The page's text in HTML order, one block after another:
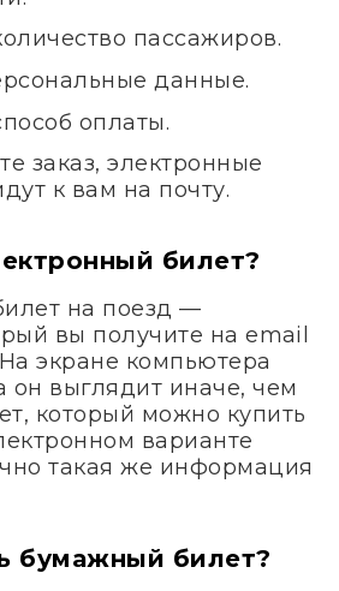
пассажиров.
данные.
оплаты.
заказ, электронные
к вам на почту.
билет?
на поезд —
вы получите на email
экране компьютера
он выглядит иначе, чем
который можно купить
варианте
такая же информация
бумажный билет?